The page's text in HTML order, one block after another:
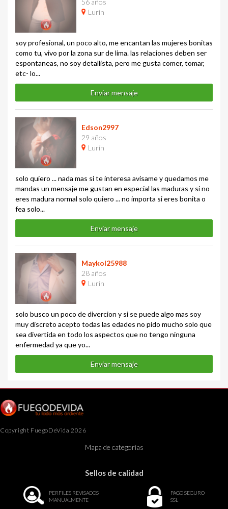
56 años
Lurín
soy profesional, un poco alto, me encantan las mujeres bonitas
como tu, vivo por la zona sur de lima. las relaciones deben ser
espontaneas, no soy detallista, pero me gusta comer, tomar,
etc- lo...
Enviar mensaje
Edson2997
29 años
Lurín
solo quiero ... nada mas si te interesa avisame y quedamos me
mandas un mensaje me gustan en especial las maduras y si no
eres madura normal solo quiero ... no importa si eres bonita o
fea solo...
Enviar mensaje
Maykol25988
28 años
Lurín
solo busco un poco de divercion y si se puede algo mas soy
muy discreto acepto todas las edades no pido mucho solo que
sea divertida en todo los aspectos que no tengo ninguna
enfermedad ya que yo...
Enviar mensaje
Copyright FuegoDeVida 2026
Mapa de categorías
Sellos de calidad
PERFILES REVISADOS
MANUALMENTE
PAGO SEGURO
SSL